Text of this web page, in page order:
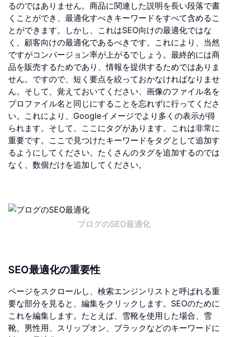
るのではありません。商品に関連した説明を長い段落で書
くことができ、最適化すべきキーワードをすべて含めるこ
とができます。しかし、これはSEO向けの最適化ではな
く、顧客向けの最適化であるべきです。これにより、当然
ですがコンバージョン率が上がるでしょう。最終的には商
品を販売するためであり、情報を提供するためではありま
せん。ですので、短く要点を絞っておかなければなりませ
ん。そして、覚えておいてください、画像のファイル名を
プロファイル名と同じにすることを忘れずに行ってくださ
い。これにより、Googleイメージでより多くの表示が得
られます。そして、ここにタグがあります。これは非常に
重要です。ここで見つけたキーワードをタグとして追加す
るようにしてください。たくさんのタグを追加するのでは
なく、数個だけを追加してください。
ブログのSEO最適化
SEO最適化の重要性
ページをスクロールし、検索エンジンリストと呼ばれる重
要な部分を見ると、編集をクリックします。SEOのために
これを編集します。たとえば、雪靴を使用した場合、雪
靴、男性用、スリップオン、ブラックなどのキーワードに